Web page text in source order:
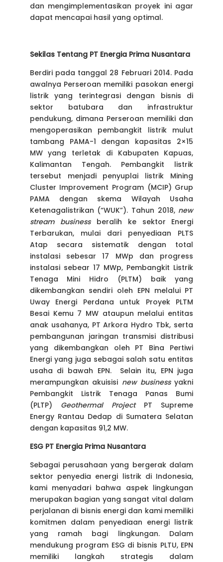
dan mengimplementasikan proyek ini agar
dapat mencapai hasil yang optimal.
Sekilas Tentang PT Energia Prima Nusantara
Berdiri pada tanggal 28 Februari 2014. Pada
awalnya Perseroan memiliki pasokan energi
listrik yang terintegrasi dengan bisnis di
sektor batubara dan infrastruktur
pendukung, dimana Perseroan memiliki dan
mengoperasikan pembangkit listrik mulut
tambang PAMA-1 dengan kapasitas 2×15
MW yang terletak di Kabupaten Kapuas,
Kalimantan Tengah. Pembangkit listrik
tersebut menjadi penyuplai listrik Mining
Cluster Improvement Program (MCIP) Grup
PAMA dengan skema Wilayah Usaha
Ketenagalistrikan (“WUK”). Tahun 2018, new
stream business beralih ke sektor Energi
Terbarukan, mulai dari penyediaan PLTS
Atap secara sistematik dengan total
instalasi sebesar 17 MWp dan progress
instalasi sebear 17 MWp, Pembangkit Listrik
Tenaga Mini Hidro (PLTM) baik yang
dikembangkan sendiri oleh EPN melalui PT
Uway Energi Perdana untuk Proyek PLTM
Besai Kemu 7 MW ataupun melalui entitas
anak usahanya, PT Arkora Hydro Tbk, serta
pembangunan jaringan transmisi distribusi
yang dikembangkan oleh PT Bina Pertiwi
Energi yang juga sebagai salah satu entitas
usaha di bawah EPN. Selain itu, EPN juga
merampungkan akuisisi new businessyakni
Pembangkit Listrik Tenaga Panas Bumi
(PLTP) Geothermal Project PT Supreme
Energy Rantau Dedap di Sumatera Selatan
dengan kapasitas 91,2 MW.
ESG PT Energia Prima Nusantara
Sebagai perusahaan yang bergerak dalam
sektor penyedia energi listrik di Indonesia,
kami menyadari bahwa aspek lingkungan
merupakan bagian yang sangat vital dalam
perjalanan di bisnis energi dan kami memiliki
komitmen dalam penyediaan energi listrik
yang ramah bagi lingkungan. Dalam
mendukung program ESG di bisnis PLTU, EPN
memiliki langkah strategis dalam